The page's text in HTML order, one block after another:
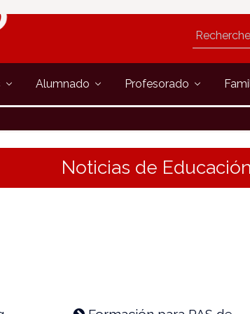
Alumnado Profesorado
Noticias de Educación